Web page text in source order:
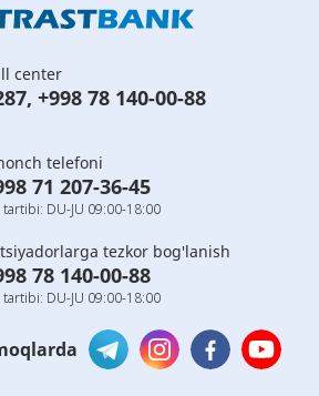
center
, +998 78 140-00-88
telefoni
71 207-36-45
tartibi: DU-JU 09:00-18:00
tezkor bog'lanish
78 140-00-88
tartibi: DU-JU 09:00-18:00